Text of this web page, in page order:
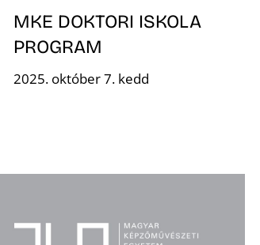
MKE DOKTORI ISKOLA
PROGRAM
2025. október 7. kedd